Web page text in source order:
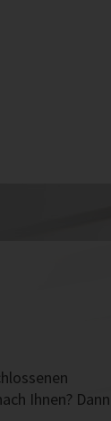
Ihnen? Dann